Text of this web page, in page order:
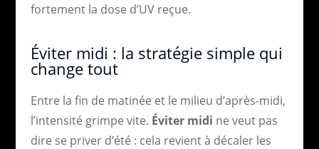
fortement la dose d’UV reçue.
Éviter midi : la stratégie simple qui
change tout
Entre la fin de matinée et le milieu d’après-midi,
l’intensité grimpe vite. Éviter midi ne veut pas
dire se priver d’été : cela revient à décaler les